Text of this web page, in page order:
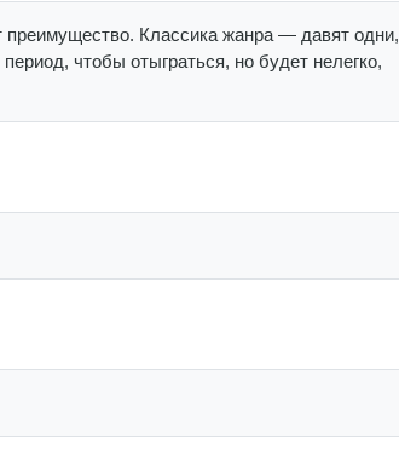
Классика жанра — давят одни,
чтобы отыграться, но будет нелегко,